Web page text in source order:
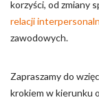
korzyści, od zmiany
relacji
zawodowych.
Zapraszamy do
krokiem w kierunku